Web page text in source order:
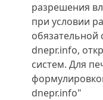
разрешения
при условии
обязательной
dnepr.info,
систем. Для
dnepr.info"